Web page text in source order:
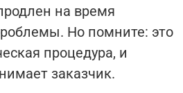
на время
Но помните: это
процедура, и
заказчик.